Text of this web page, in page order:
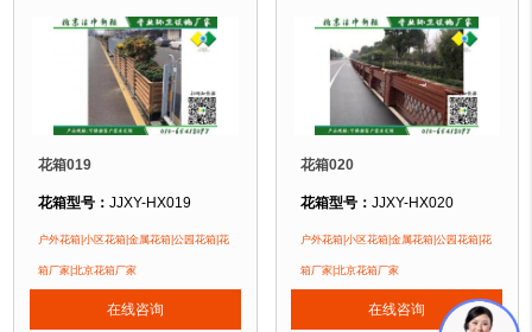
花箱019
花箱型号：JJXY-HX019
花箱规格：可根据客户需求定制！
花箱材质：金属镂空/铝合金/塑木/防腐木
花箱周期：现货花箱 即拍即发
1、花箱不会对环境产生污染。2、花箱在视觉上，线条流畅，外
户外花箱|小区花箱|金属花箱|公园花箱|花
箱厂家|北京花箱厂家
在线咨询
花箱020
花箱型号： JJXY-HX020
花箱规格：可根据客户需求定制！
花箱材质：金属镂空/铝合金/塑木/防
花箱周期：现货花箱 即拍即发
1、花箱不会对环境产生
户外花箱|小区花箱|金属花箱|公园花箱|花
箱厂家|北京花箱厂家
在线咨询